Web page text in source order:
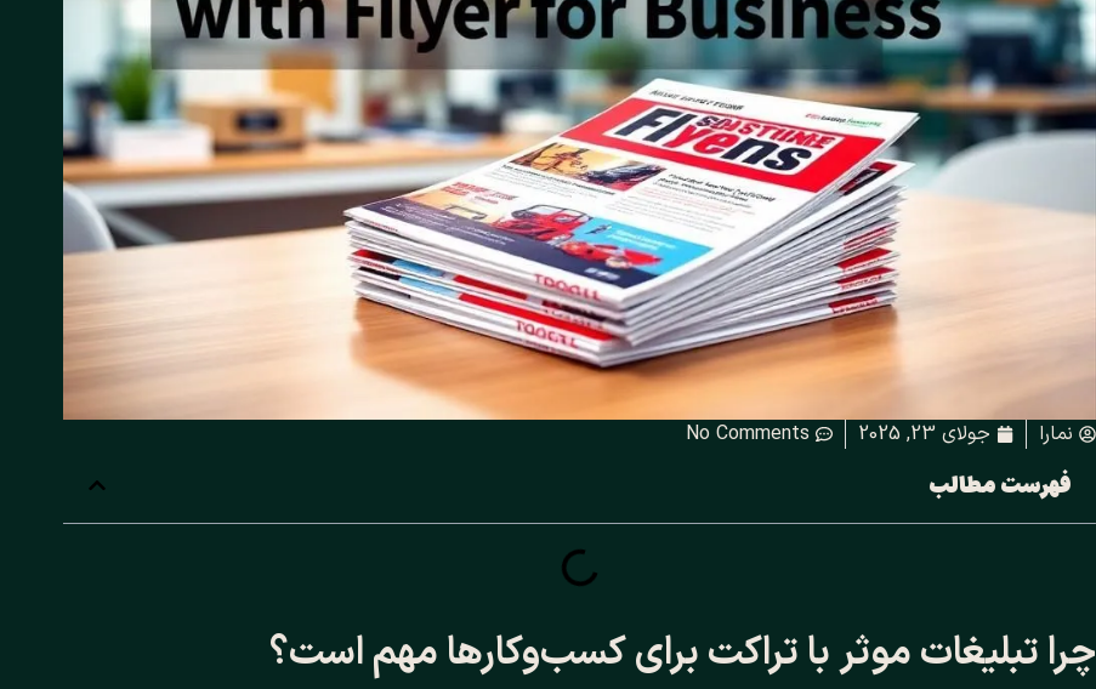
نمارا جولای 23, 2025 No Comments
فهرست مطالب
چرا تبلیغات موثر با تراکت برای کسب‌وکارها مهم است؟